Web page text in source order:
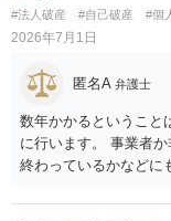
#法人破産 #自己破産 #個
2026年7月1日
匿名A 弁護士
数年かかるということ
に行います。 事業者
終わっているかなどに
険信号・異常信号と思